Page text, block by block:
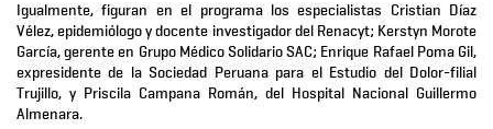
Igualmente, figuran en el programa los especialistas Cristian Díaz
Vélez, epidemiólogo y docente investigador del Renacyt; Kerstyn Morote
García, gerente en Grupo Médico Solidario SAC; Enrique Rafael Poma Gil,
expresidente de la Sociedad Peruana para el Estudio del Dolor-filial
Trujillo, y Priscila Campana Román, del Hospital Nacional Guillermo
Almenara.